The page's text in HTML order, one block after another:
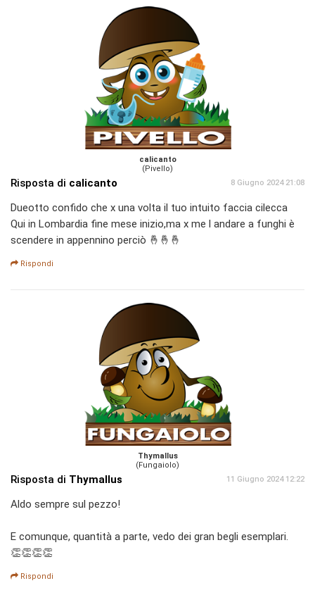
calicanto
(Pivello)
Risposta di calicanto 8 Giugno 2024 21:08
Dueotto confido che x una volta il tuo intuito faccia cilecca
Qui in Lombardia fine mese inizio,ma x me l andare a funghi è
scendere in appennino perciò 🤞🤞🤞
Rispondi
Thymallus
(Fungaiolo)
Risposta di Thymallus 11 Giugno 2024 12:22
Aldo sempre sul pezzo!
E comunque, quantità a parte, vedo dei gran begli esemplari.
👏👏👏👏
Rispondi